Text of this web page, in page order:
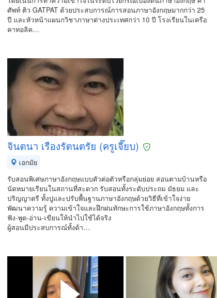
ศัพท์ ติว GATPAT ด้วยประสบการณ์การสอนภาษาอังกฤษมากกว่า 25
ปี และหัวหน้าแผนกวิชาภาษาต่างประเทศกว่า 10 ปี โรงเรียนในเครือ
คาทอลิค…
จินตนา เรืองรัตนตรัย (ครูเจี๊ยบ)
เอกมัย
รับสอนพิเศษภาษาอังกฤษแบบตัวต่อตัวหรือกลุ่มย่อย สอนตามบ้านหรือ
นัดหมายเรียนในสถานที่สะดวก รับสอนทั้งระดับประถม มัธยม และ
ปริญญาตรี ทั้งปูและปรับพื้นฐานภาษาอังกฤษด้วยวิธีที่เข้าใจง่าย
พัฒนาความรู้ ความเข้าใจและฝึกฝนทักษะการใช้ภาษาอังกฤษทั้งการ
ฟัง-พูด-อ่าน-เขียนให้นำไปใช้ได้จริง
ผู้สอนมีประสบการณ์ทั้งด้า…